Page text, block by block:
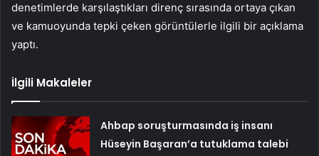
denetimlerde karşılaştıkları direnç sırasında ortaya çıkan
ve kamuoyunda tepki çeken görüntülerle ilgili bir açıklama
yaptı.
İlgili Makaleler
Ahbap soruşturmasında iş insanı
Hüseyin Başaran’a tutuklama talebi